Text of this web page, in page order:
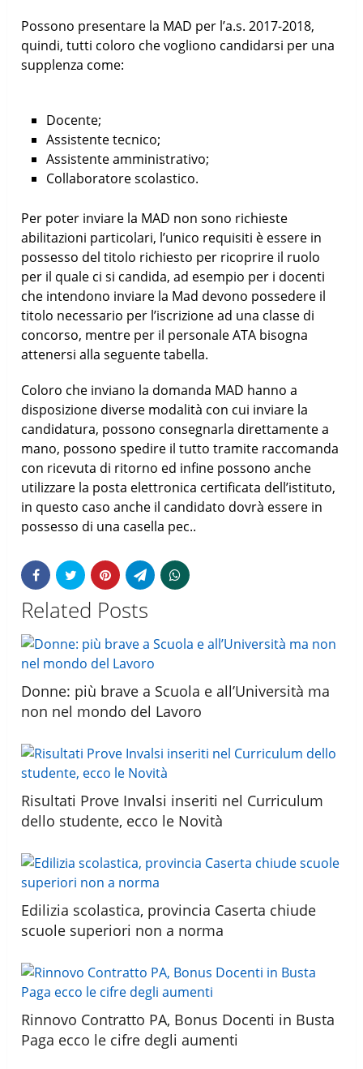
Possono presentare la MAD per l’a.s. 2017-2018,
quindi, tutti coloro che vogliono candidarsi per una
supplenza come:
Docente;
Assistente tecnico;
Assistente amministrativo;
Collaboratore scolastico.
Per poter inviare la MAD non sono richieste
abilitazioni particolari, l’unico requisiti è essere in
possesso del titolo richiesto per ricoprire il ruolo
per il quale ci si candida, ad esempio per i docenti
che intendono inviare la Mad devono possedere il
titolo necessario per l’iscrizione ad una classe di
concorso, mentre per il personale ATA bisogna
attenersi alla seguente tabella.
Coloro che inviano la domanda MAD hanno a
disposizione diverse modalità con cui inviare la
candidatura, possono consegnarla direttamente a
mano, possono spedire il tutto tramite raccomanda
con ricevuta di ritorno ed infine possono anche
utilizzare la posta elettronica certificata dell’istituto,
in questo caso anche il candidato dovrà essere in
possesso di una casella pec..
Related Posts
Donne: più brave a Scuola e all’Università ma
non nel mondo del Lavoro
Risultati Prove Invalsi inseriti nel Curriculum
dello studente, ecco le Novità
Edilizia scolastica, provincia Caserta chiude
scuole superiori non a norma
Rinnovo Contratto PA, Bonus Docenti in Busta
Paga ecco le cifre degli aumenti